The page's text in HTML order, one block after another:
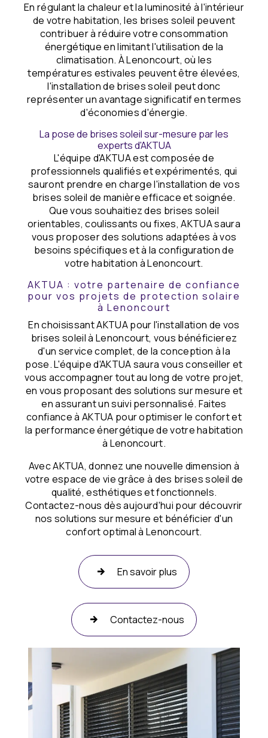
En régulant la chaleur et la luminosité à l'intérieur
de votre habitation, les brises soleil peuvent
contribuer à réduire votre consommation
énergétique en limitant l'utilisation de la
climatisation. À Lenoncourt, où les
températures estivales peuvent être élevées,
l'installation de brises soleil peut donc
représenter un avantage significatif en termes
d'économies d'énergie.
La pose de brises soleil sur-mesure par les
experts d'AKTUA
L'équipe d'AKTUA est composée de
professionnels qualifiés et expérimentés, qui
sauront prendre en charge l'installation de vos
brises soleil de manière efficace et soignée.
Que vous souhaitiez des brises soleil
orientables, coulissants ou fixes, AKTUA saura
vous proposer des solutions adaptées à vos
besoins spécifiques et à la configuration de
votre habitation à Lenoncourt.
AKTUA : votre partenaire de confiance
pour vos projets de protection solaire
à Lenoncourt
En choisissant AKTUA pour l'installation de vos
brises soleil à Lenoncourt, vous bénéficierez
d'un service complet, de la conception à la
pose. L'équipe d'AKTUA saura vous conseiller et
vous accompagner tout au long de votre projet,
en vous proposant des solutions sur mesure et
en assurant un suivi personnalisé. Faites
confiance à AKTUA pour optimiser le confort et
la performance énergétique de votre habitation
à Lenoncourt.
Avec AKTUA, donnez une nouvelle dimension à
votre espace de vie grâce à des brises soleil de
qualité, esthétiques et fonctionnels.
Contactez-nous dès aujourd'hui pour découvrir
nos solutions sur mesure et bénéficier d'un
confort optimal à Lenoncourt.
En savoir plus
Contactez-nous